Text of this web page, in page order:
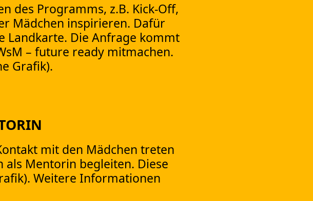
des Programms, z.B. Kick-Off,
Mädchen inspirieren. Dafür
Landkarte. Die Anfrage kommt
– future ready mitmachen.
Grafik).
mit den Mädchen treten
als Mentorin begleiten. Diese
Weitere Informationen